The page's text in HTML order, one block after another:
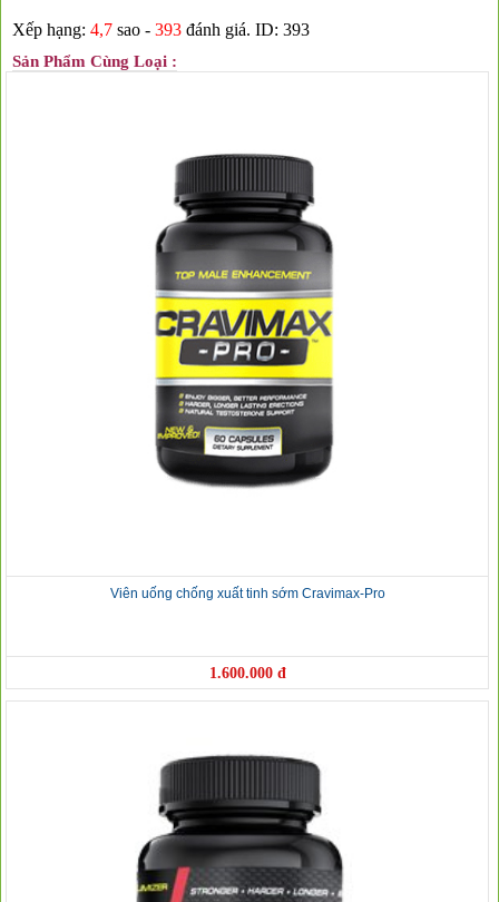
Xếp hạng: 4,7 sao - 393 đánh giá. ID: 393
Sản Phẩm Cùng Loại :
Viên uống chống xuất tinh sớm Cravimax-Pro
1.600.000 đ